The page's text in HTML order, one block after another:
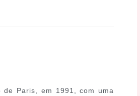
de Paris, em 1991, com uma